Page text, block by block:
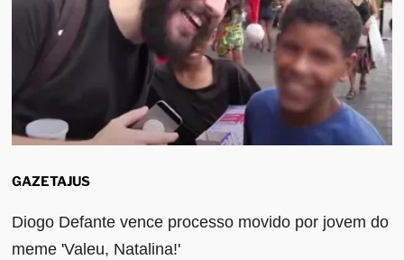
GAZETAJUS
Diogo Defante vence processo movido por jovem do
meme 'Valeu, Natalina!'